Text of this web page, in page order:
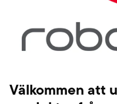
Välkommen att